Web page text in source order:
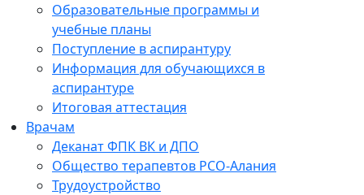
Образовательные программы и
учебные планы
Поступление в аспирантуру
Информация для обучающихся в
аспирантуре
Итоговая аттестация
Врачам
Деканат ФПК ВК и ДПО
Общество терапевтов РСО-Алания
Трудоустройство